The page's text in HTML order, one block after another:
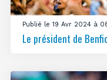
Publié le 19 Avr 2024 à
Le président de